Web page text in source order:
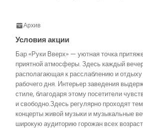
Архив
Условия акции
Бар «Руки Вверх» — уютная точка
приятной атмосферы. Здесь каждый
располагающая к расслаблению и
рабочего дня. Интерьер заведения
стиле, благодаря этому посетители
и свободно.Здесь регулярно проходят
концерты живой музыки и музыкальные
широкую аудиторию горожан всех